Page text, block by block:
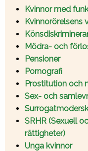
Kvinnor med
Kvinnorörelsens
Mödra- och
Pensioner
Pornografi
Prostitution och
Sex- och
SRHR (Sexuell
rättigheter)
Unga kvinnor